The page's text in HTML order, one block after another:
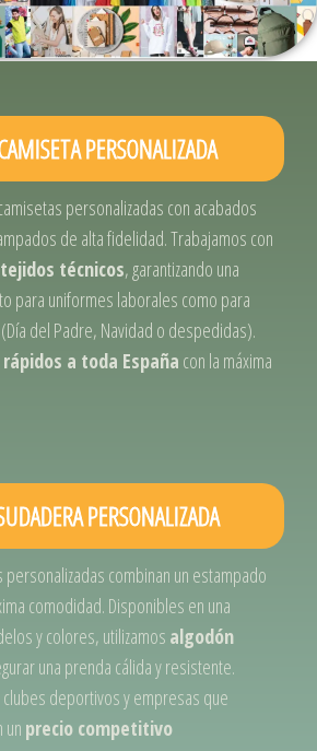
PERSONALIZADA
personalizadas con acabados
de alta fidelidad. Trabajamos con
técnicos, garantizando una
para uniformes laborales como para
del Padre, Navidad o despedidas).
a toda España con la máxima
PERSONALIZADA
combinan un estampado
comodidad. Disponibles en una
y colores, utilizamos algodón
una prenda cálida y resistente.
deportivos y empresas que
un precio competitivo